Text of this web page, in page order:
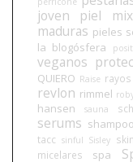
joven
piel
maduras pieles
la blogósfera
veganos
QUIERO Raise rayos
revlon rimmel
hansen
sauna
serums shampoo
tacc sinful Sisley
micelares
spa